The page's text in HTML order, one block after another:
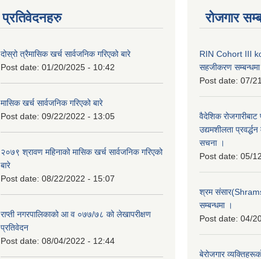
प्रतिवेदनहरु
दोस्रो त्रैमासिक खर्च सार्वजनिक गरिएको बारे
Post date: 01/20/2025 - 10:42
मासिक खर्च सार्वजनिक गरिएको बारे
Post date: 09/22/2022 - 13:05
२०७९ श्रावण महिनाको मासिक खर्च सार्वजनिक गरिएको
बारे
Post date: 08/22/2022 - 15:07
राप्ती नगरपालिकाको आ व ०७७/७८ को लेखापरीक्षण
प्रतिवेदन
Post date: 08/04/2022 - 12:44
रोजगार
RIN Cohort III ko
सहजीकरण
Post date: 07/
वैदेशिक रोजगारीबाट
उद्यमशीलता
सचना ।
Post date: 05/
श्रम
सम्बन्धमा ।
Post date: 04/
बेरोजगार